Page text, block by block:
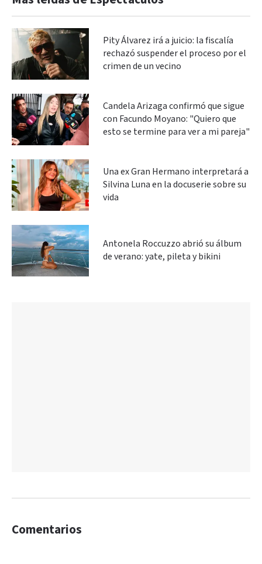
Pity Álvarez irá a juicio: la fiscalía
rechazó suspender el proceso por el
crimen de un vecino
Candela Arizaga confirmó que sigue
con Facundo Moyano: "Quiero que
esto se termine para ver a mi pareja"
Una ex Gran Hermano interpretará a
Silvina Luna en la docuserie sobre su
vida
Antonela Roccuzzo abrió su álbum
de verano: yate, pileta y bikini
Comentarios